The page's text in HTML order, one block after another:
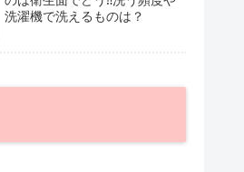
洗濯機で洗えるものは？